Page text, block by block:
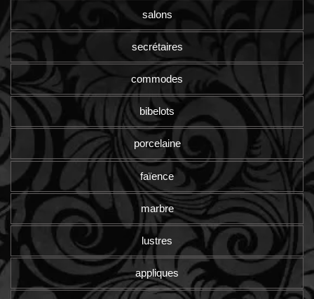
salons
secrétaires
commodes
bibelots
porcelaine
faïence
marbre
lustres
appliques